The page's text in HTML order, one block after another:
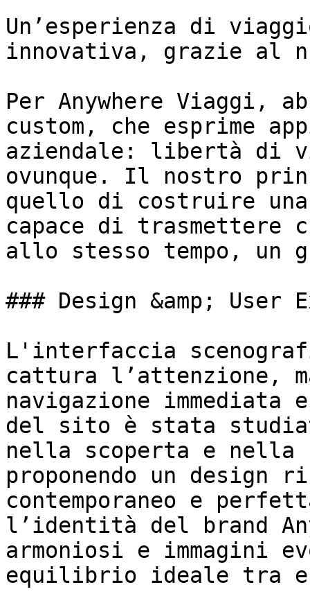
Un’esperienza di
innovativa, grazie al
Per Anywhere Viaggi,
custom, che esprime
aziendale: libertà di
ovunque. Il nostro
quello di costruire
capace di
allo stesso tempo, un
### Design &amp; User
L'interfaccia
cattura l’attenzione,
navigazione immediata
del sito è stata
nella scoperta e
proponendo un
contemporaneo e
l’identità del brand
armoniosi e immagini
equilibrio ideale tra